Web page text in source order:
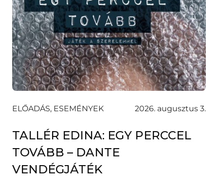
ELŐADÁS, ESEMÉNYEK 2026. augusztus 3.
TALLÉR EDINA: EGY PERCCEL
TOVÁBB – DANTE
VENDÉGJÁTÉK